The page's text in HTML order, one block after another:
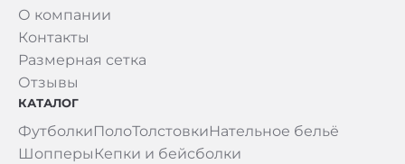
О компании
Контакты
Размерная сетка
Отзывы
КАТАЛОГ
ФутболкиПолоТолстовкиНательное бельё
Шопперы Кепки и бейсболки